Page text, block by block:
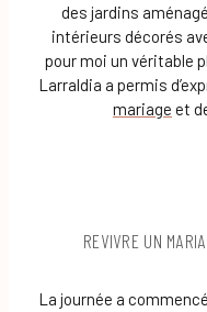
des jardins
intérieurs décorés
pour moi un véritable
Larraldia a permis
mariage et
REVIVRE UN
La journée a